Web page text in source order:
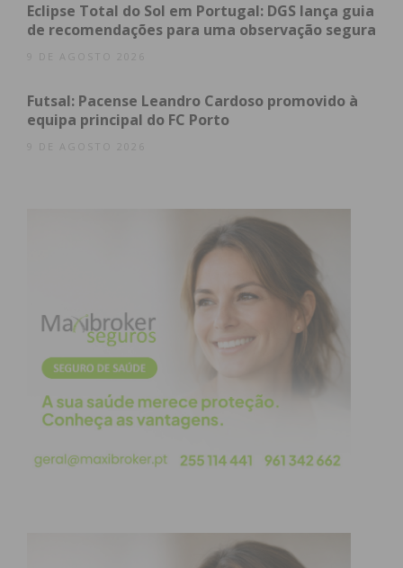
uma forte componente pedagógica e ecológica,
terminando com as portas abertas do próprio Wing
semana vai para a atuação do conhecido cantor Zé
Amaro, que se junta à causa de forma solidária.
29 de junho (Segunda-feira): Tarde de
Abertura da semana com uma
atividade focada na biodiversidade e
sensibilização ecológica, dinamizada em
parceria com os técnicos do Observatório
Ambiental da Câmara Municipal de Paços de
30 de junho (Terça-feira): Animação e
assume o protagonismo com uma tarde de
1 de julho (Quarta-feira): Jogos
Um momento de partilha
Eclipse Total do Sol em Portugal: DGS lança guia
de recomendações para uma observação segura
9 DE AGOSTO 2026
Futsal: Pacense Leandro Cardoso promovido à
equipa principal do FC Porto
9 DE AGOSTO 2026